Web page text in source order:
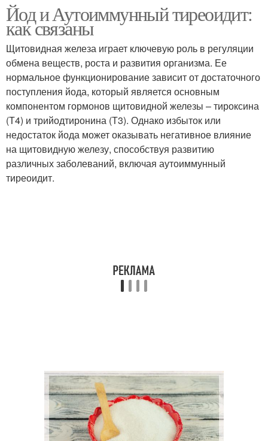
аутоиммунными
заболеваниями
Йод на иммунную
систему
Йод при лечении
Йод и Аутоиммунный тиреоидит:
как связаны
Щитовидная железа играет ключевую роль в регуляции
обмена веществ, роста и развития организма. Ее
нормальное функционирование зависит от достаточного
поступления йода, который является основным
компонентом гормонов щитовидной железы – тироксина
(Т4) и трийодтиронина (Т3). Однако избыток или
недостаток йода может оказывать негативное влияние
на щитовидную железу, способствуя развитию
различных заболеваний, включая аутоиммунный
тиреоидит.